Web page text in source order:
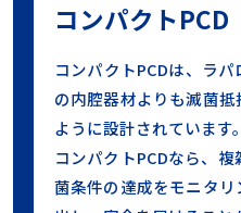
コンパクトPCD
コンパクトPCDは、ラ
の内腔器材よりも滅菌
ように設計されています。
コンパクトPCDなら、
菌条件の達成をモニタ